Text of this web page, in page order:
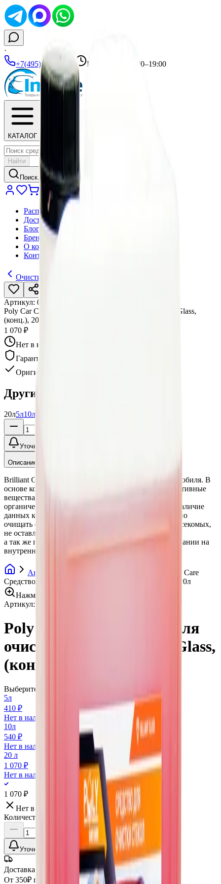
·
+7(495)135-35-99
Ежедневно 10:00–19:00
КАТАЛОГ
Найти
Поиск...
Распродажа
Доставка и оплата
Блог
Бренды
О компании
Контакты
Очистители стекол
Артикул: 013385
Poly Car Care Средство для очистки стекол, Billiant Glass,
(конц.), 20л
1 070 ₽
Нет в наличии
Гарантия качества
Оригинал
Другие варианты:
20л5л10л
Уточнить наличие
Описание
Brilliant Glass - очиститель для стекол и зеркал автомобиля. В
основе композиции состава входят поверхностно-активные
вещества, солюбилизаторы, гидрофобные добавки,
органические кислоты, синтетические ферменты. Наличие
данных компонентов в составе позволяет эффективно
очищать органику со стекол, в том числе остатки насекомых,
не оставлять разоводов при очистке стекла,
а так же препятствовать запотеванию при использовании на
внутренней поверхности стекол автомобиля.
Автохимия
Poly Car Care
Средство для очистки стекол, Billiant Glass, (конц.), 20л
Нажмите для увеличения
Артикул:
Poly Car Care Средство для
очистки стекол, Billiant Glass,
(конц.), 20л
Выберите вариант:
5л
410 ₽
Нет в наличии
10л
540 ₽
Нет в наличии
20 л
1 070 ₽
Нет в наличии
1 070 ₽
Нет в наличии
Количество:
Уточнить наличие
Доставка СДЭК
От 350₽ по России